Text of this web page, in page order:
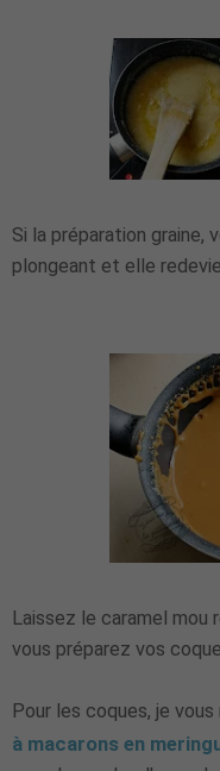
Si la préparation graine,
plongeant et elle
Laissez le caramel mou
vous préparez vos
Pour les coques, je
à macarons en